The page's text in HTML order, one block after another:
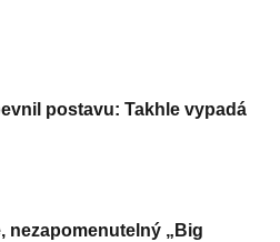
postavu: Takhle vypadá
nezapomenutelný „Big